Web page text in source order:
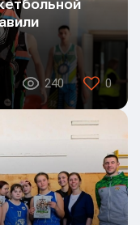
240 0
данных
данных
соглашаетесь с
данных